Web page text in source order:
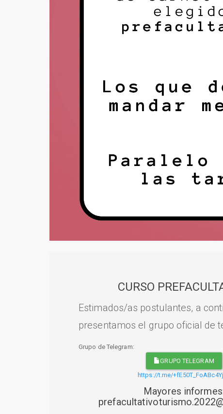
CURSO
Estimados/as postulantes, a
presentamos el grupo oficial de
Grupo de Telegram:
GRUPO TELEGRAM
https://t.me/
Mayores